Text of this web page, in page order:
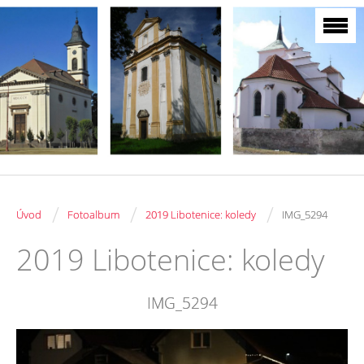
Úvod / Fotoalbum / 2019 Libotenice: koledy / IMG_5294
2019 Libotenice: koledy
IMG_5294